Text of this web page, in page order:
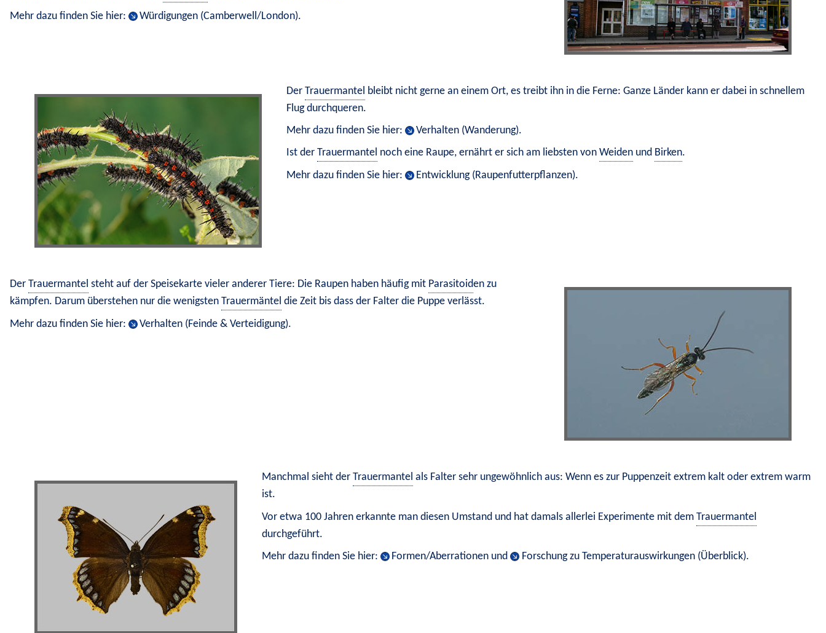
Mehr dazu finden Sie hier:
Würdigungen (Camberwell/London).
Der Trauermantel bleibt nicht gerne an einem Ort, es treibt ihn in die Ferne: Ganze Länder kann er dabei in schnellem
Flug durchqueren.
Mehr dazu finden Sie hier:
Verhalten (Wanderung).
Ist der Trauermantel noch eine Raupe, ernährt er sich am liebsten von Weiden und Birken.
Mehr dazu finden Sie hier:
Entwicklung (Raupenfutterpflanzen).
Der Trauermantel steht auf der Speisekarte vieler anderer Tiere: Die Raupen haben häufig mit Parasitoiden zu
kämpfen. Darum überstehen nur die wenigsten Trauermäntel die Zeit bis dass der Falter die Puppe verlässt.
Mehr dazu finden Sie hier:
Verhalten (Feinde & Verteidigung).
Manchmal sieht der Trauermantel als Falter sehr ungewöhnlich aus: Wenn es zur Puppenzeit extrem kalt oder extrem warm
ist.
Vor etwa 100 Jahren erkannte man diesen Umstand und hat damals allerlei Experimente mit dem Trauermantel
durchgeführt.
Mehr dazu finden Sie hier:
Formen/Aberrationen und Forschung zu Temperaturauswirkungen (Überblick).